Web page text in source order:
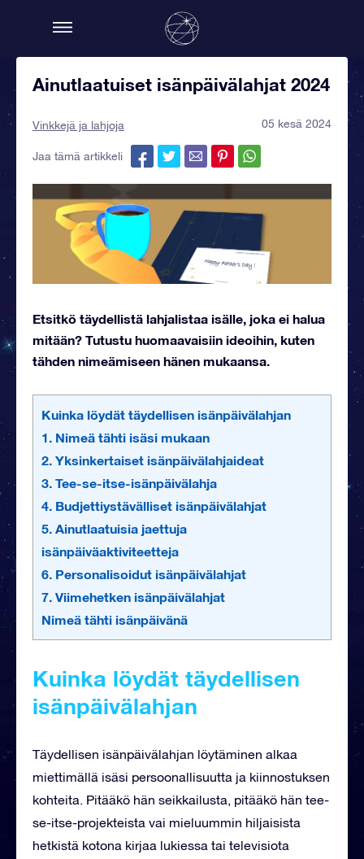
Ainutlaatuiset isänpäivälahjat 2024
Vinkkejä ja lahjoja 05 kesä 2024
Jaa tämä artikkeli
Etsitkö täydellistä lahjalistaa isälle, joka ei halua
mitään? Tutustu huomaavaisiin ideoihin, kuten
tähden nimeämiseen hänen mukaansa.
Kuinka löydät täydellisen isänpäivälahjan
1. Nimeä tähti isäsi mukaan
2. Yksinkertaiset isänpäivälahjaideat
3. Tee-se-itse-isänpäivälahja
4. Budjettiystävälliset isänpäivälahjat
5. Ainutlaatuisia jaettuja
isänpäiväaktiviteetteja
6. Personalisoidut isänpäivälahjat
7. Viimehetken isänpäivälahjat
Nimeä tähti isänpäivänä
Kuinka löydät täydellisen
isänpäivälahjan
Täydellisen isänpäivälahjan löytäminen alkaa
miettimällä isäsi persoonallisuutta ja kiinnostuksen
kohteita. Pitääkö hän seikkailusta, pitääkö hän tee-
se-itse-projekteista vai mieluummin hiljaisista
hetkistä kotona kirjaa lukiessa tai televisiota